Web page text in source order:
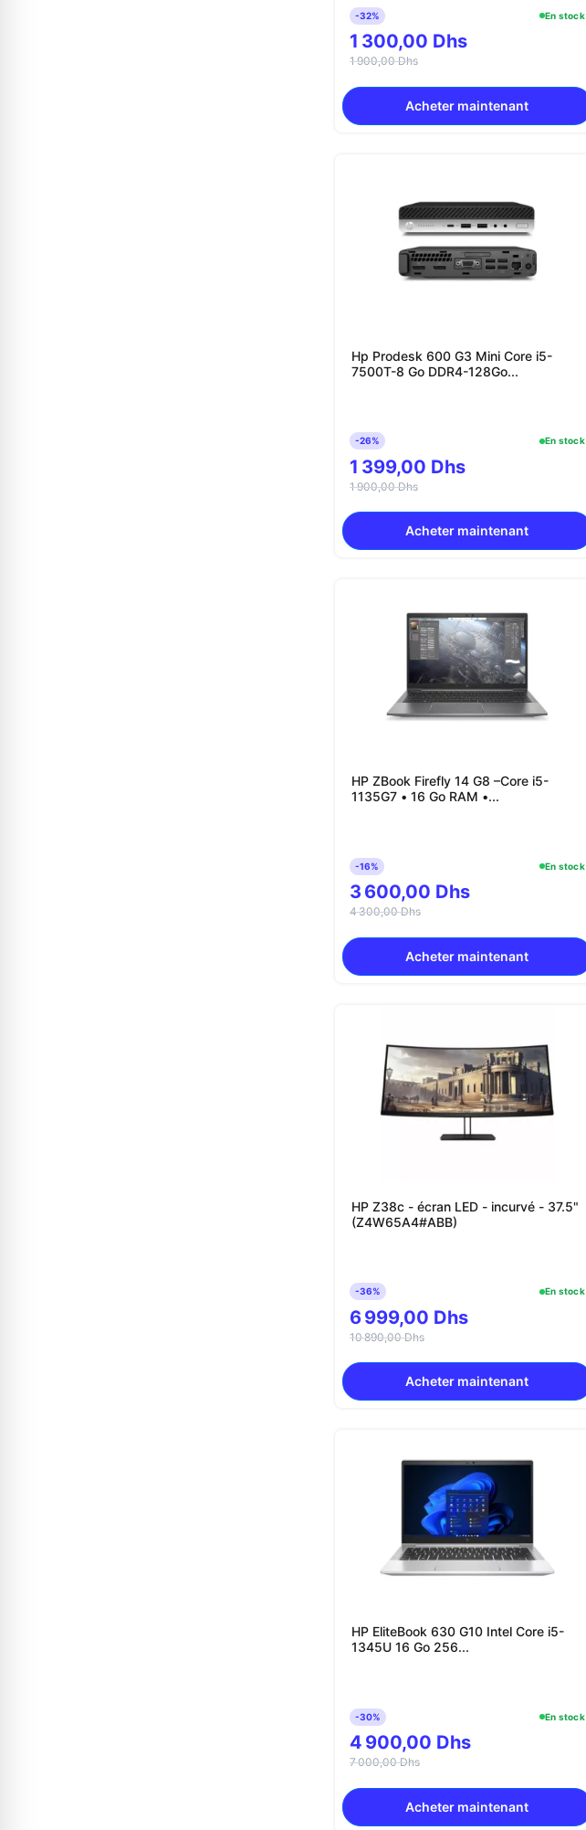
-32% En stock
1 300,00 Dhs
1 900,00 Dhs
Acheter maintenant
Hp Prodesk 600 G3 Mini Core i5-
7500T-8 Go DDR4-128Go...
-26% En stock
1 399,00 Dhs
1 900,00 Dhs
Acheter maintenant
HP ZBook Firefly 14 G8 –Core i5-
1135G7 • 16 Go RAM •...
-16% En stock
3 600,00 Dhs
4 300,00 Dhs
Acheter maintenant
HP Z38c - écran LED - incurvé - 37.5"
(Z4W65A4#ABB)
-36% En stock
6 999,00 Dhs
10 890,00 Dhs
Acheter maintenant
HP EliteBook 630 G10 Intel Core i5-
1345U 16 Go 256...
-30% En stock
4 900,00 Dhs
7 000,00 Dhs
Acheter maintenant